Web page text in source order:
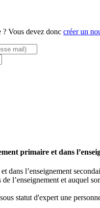
? Vous devez donc créer un
primaire et dans
dans l’enseignement
l’enseignement et auquel
statut d'expert une